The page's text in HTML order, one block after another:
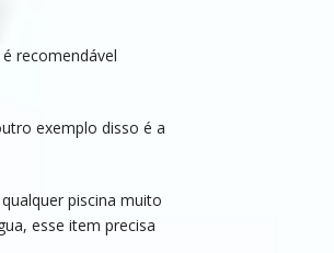
recomendável
exemplo disso é a
piscina muito
esse item precisa